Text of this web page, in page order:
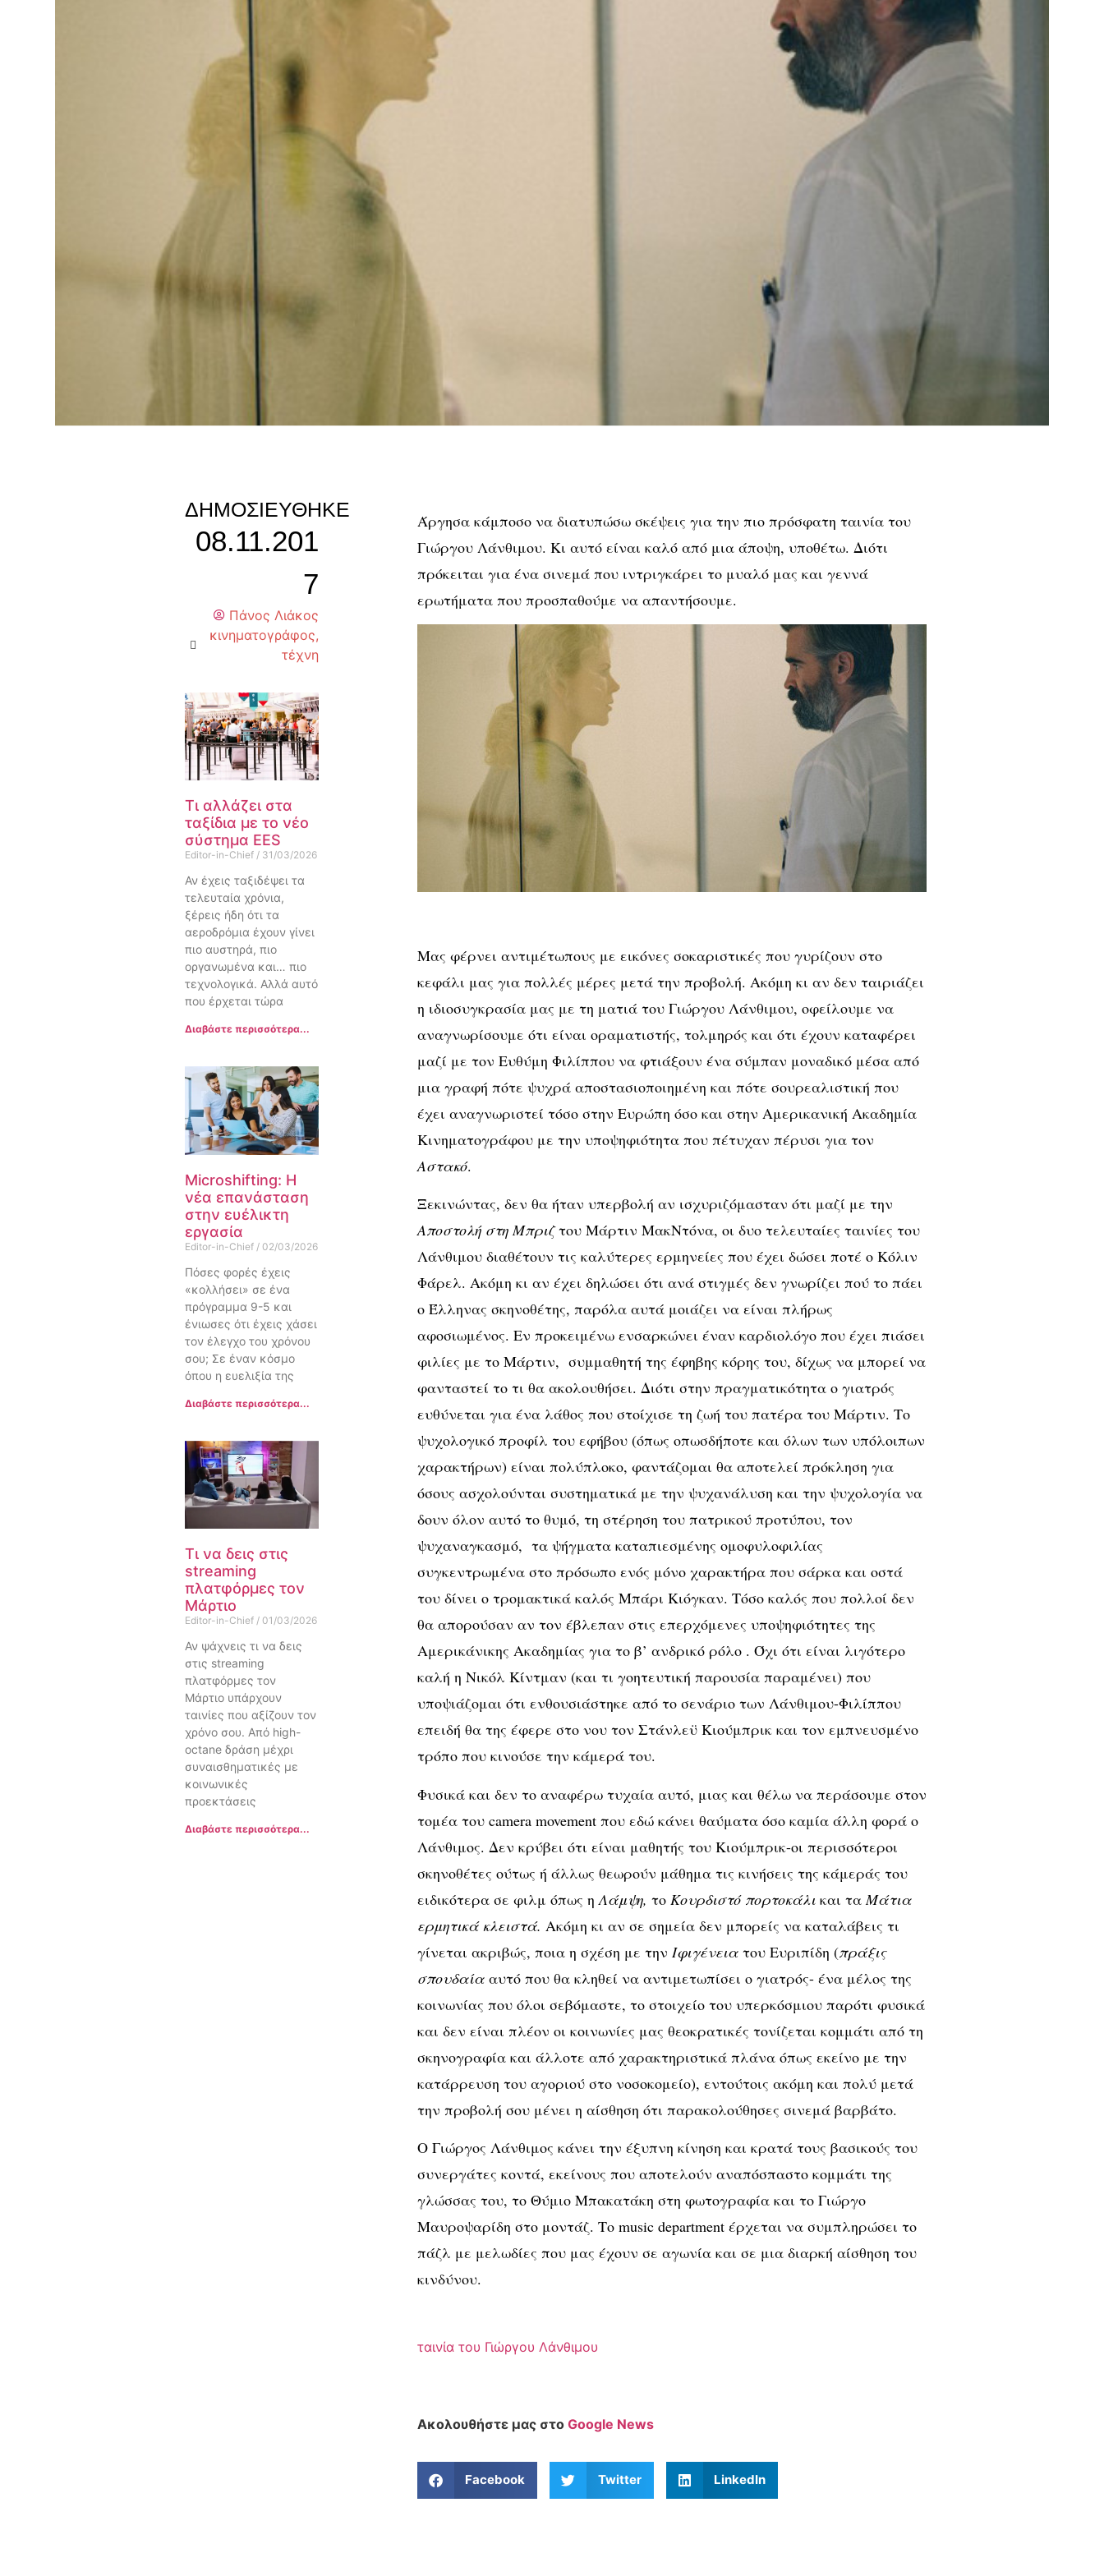
ΔΗΜΟΣΙΕΎΘΗΚΕ
08.11.201
7
Πάνος Λιάκος
κινηματογράφος,
τέχνη
Τι αλλάζει στα
ταξίδια με το νέο
σύστημα EES
Editor-in-Chief 31/03/2026
Αν έχεις ταξιδέψει τα
τελευταία χρόνια,
ξέρεις ήδη ότι τα
αεροδρόμια έχουν γίνει
πιο αυστηρά, πιο
οργανωμένα και… πιο
τεχνολογικά. Αλλά αυτό
που έρχεται τώρα
Διαβάστε περισσότερα...
Microshifting: Η
νέα επανάσταση
στην ευέλικτη
εργασία
Editor-in-Chief 02/03/2026
Πόσες φορές έχεις
«κολλήσει» σε ένα
πρόγραμμα 9-5 και
ένιωσες ότι έχεις χάσει
τον έλεγχο του χρόνου
σου; Σε έναν κόσμο
όπου η ευελιξία της
Διαβάστε περισσότερα...
Τι να δεις στις
streaming
πλατφόρμες τον
Μάρτιο
Editor-in-Chief 01/03/2026
Αν ψάχνεις τι να δεις
στις streaming
πλατφόρμες τον
Μάρτιο υπάρχουν
ταινίες που αξίζουν τον
χρόνο σου. Από high-
octane δράση μέχρι
συναισθηματικές με
κοινωνικές
προεκτάσεις
Διαβάστε περισσότερα...
Άργησα κάμποσο να διατυπώσω σκέψεις για την πιο πρόσφατη ταινία του
Γιώργου Λάνθιμου. Κι αυτό είναι καλό από μια άποψη, υποθέτω. Διότι
πρόκειται για ένα σινεμά που ιντριγκάρει το μυαλό μας και γεννά
ερωτήματα που προσπαθούμε να απαντήσουμε.
Μας φέρνει αντιμέτωπους με εικόνες σοκαριστικές που γυρίζουν στο
κεφάλι μας για πολλές μέρες μετά την προβολή. Ακόμη κι αν δεν ταιριάζει
η ιδιοσυγκρασία μας με τη ματιά του Γιώργου Λάνθιμου, οφείλουμε να
αναγνωρίσουμε ότι είναι οραματιστής, τολμηρός και ότι έχουν καταφέρει
μαζί με τον Ευθύμη Φιλίππου να φτιάξουν ένα σύμπαν μοναδικό μέσα από
μια γραφή πότε ψυχρά αποστασιοποιημένη και πότε σουρεαλιστική που
έχει αναγνωριστεί τόσο στην Ευρώπη όσο και στην Αμερικανική Ακαδημία
Κινηματογράφου με την υποψηφιότητα που πέτυχαν πέρυσι για τον
Αστακό.
Ξεκινώντας, δεν θα ήταν υπερβολή αν ισχυριζόμασταν ότι μαζί με την
Αποστολή στη Μπριζτου Μάρτιν ΜακΝτόνα, οι δυο τελευταίες ταινίες του
Λάνθιμου διαθέτουν τις καλύτερες ερμηνείες που έχει δώσει ποτέ ο Κόλιν
Φάρελ. Ακόμη κι αν έχει δηλώσει ότι ανά στιγμές δεν γνωρίζει πού το πάει
ο Έλληνας σκηνοθέτης, παρόλα αυτά μοιάζει να είναι πλήρως
αφοσιωμένος. Εν προκειμένω ενσαρκώνει έναν καρδιολόγο που έχει πιάσει
φιλίες με το Μάρτιν, συμμαθητή της έφηβης κόρης του, δίχως να μπορεί να
φανταστεί το τι θα ακολουθήσει. Διότι στην πραγματικότητα ο γιατρός
ευθύνεται για ένα λάθος που στοίχισε τη ζωή του πατέρα του Μάρτιν. Το
ψυχολογικό προφίλ του εφήβου (όπως οπωσδήποτε και όλων των υπόλοιπων
χαρακτήρων) είναι πολύπλοκο, φαντάζομαι θα αποτελεί πρόκληση για
όσους ασχολούνται συστηματικά με την ψυχανάλυση και την ψυχολογία να
δουν όλον αυτό το θυμό, τη στέρηση του πατρικού προτύπου, τον
ψυχαναγκασμό, τα ψήγματα καταπιεσμένης ομοφυλοφιλίας
συγκεντρωμένα στο πρόσωπο ενός μόνο χαρακτήρα που σάρκα και οστά
του δίνει ο τρομακτικά καλός Μπάρι Κιόγκαν. Τόσο καλός που πολλοί δεν
θα απορούσαν αν τον έβλεπαν στις επερχόμενες υποψηφιότητες της
Αμερικάνικης Ακαδημίας για το β’ ανδρικό ρόλο . Όχι ότι είναι λιγότερο
καλή η Νικόλ Κίντμαν (και τι γοητευτική παρουσία παραμένει) που
υποψιάζομαι ότι ενθουσιάστηκε από το σενάριο των Λάνθιμου-Φιλίππου
επειδή θα της έφερε στο νου τον Στάνλεϋ Κιούμπρικ και τον εμπνευσμένο
τρόπο που κινούσε την κάμερά του.
Φυσικά και δεν το αναφέρω τυχαία αυτό, μιας και θέλω να περάσουμε στον
τομέα του camera movement που εδώ κάνει θαύματα όσο καμία άλλη φορά ο
Λάνθιμος. Δεν κρύβει ότι είναι μαθητής του Κιούμπρικ-οι περισσότεροι
σκηνοθέτες ούτως ή άλλως θεωρούν μάθημα τις κινήσεις της κάμεράς του
ειδικότερα σε φιλμ όπως η Λάμψη, το Κουρδιστό πορτοκάλι και τα Μάτια
ερμητικά κλειστά. Ακόμη κι αν σε σημεία δεν μπορείς να καταλάβεις τι
γίνεται ακριβώς, ποια η σχέση με την Ιφιγένεια του Ευριπίδη (πράξις
σπουδαίααυτό που θα κληθεί να αντιμετωπίσει ο γιατρός- ένα μέλος της
κοινωνίας που όλοι σεβόμαστε, το στοιχείο του υπερκόσμιου παρότι φυσικά
και δεν είναι πλέον οι κοινωνίες μας θεοκρατικές τονίζεται κομμάτι από τη
σκηνογραφία και άλλοτε από χαρακτηριστικά πλάνα όπως εκείνο με την
κατάρρευση του αγοριού στο νοσοκομείο), εντούτοις ακόμη και πολύ μετά
την προβολή σου μένει η αίσθηση ότι παρακολούθησες σινεμά βαρβάτο.
Ο Γιώργος Λάνθιμος κάνει την έξυπνη κίνηση και κρατά τους βασικούς του
συνεργάτες κοντά, εκείνους που αποτελούν αναπόσπαστο κομμάτι της
γλώσσας του, το Θύμιο Μπακατάκη στη φωτογραφία και το Γιώργο
Μαυροψαρίδη στο μοντάζ. Το music department έρχεται να συμπληρώσει το
πάζλ με μελωδίες που μας έχουν σε αγωνία και σε μια διαρκή αίσθηση του
κινδύνου.
ταινία του Γιώργου Λάνθιμου
Ακολουθήστε μας στο Google News
Facebook Twitter LinkedIn